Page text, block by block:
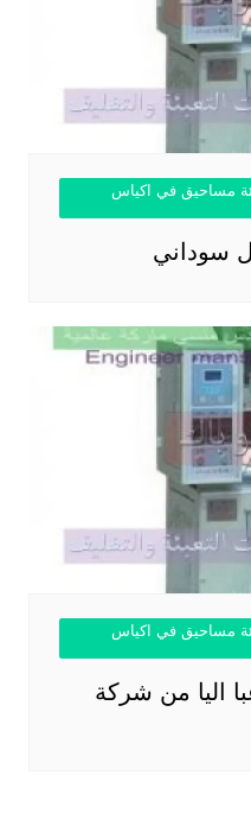
مساحيق في اكياس
سوداني
مساحيق في اكياس
اليا من شركة